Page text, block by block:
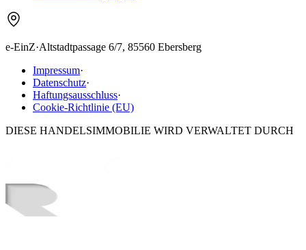
e-EinZ·Altstadtpassage 6/7, 85560 Ebersberg
Impressum·
Datenschutz·
Haftungsausschluss·
Cookie-Richtlinie (EU)
DIESE HANDELSIMMOBILIE WIRD VERWALTET DURCH